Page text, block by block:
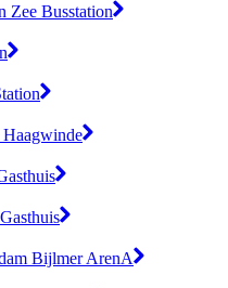
Zee Busstation
Bijlmer ArenA